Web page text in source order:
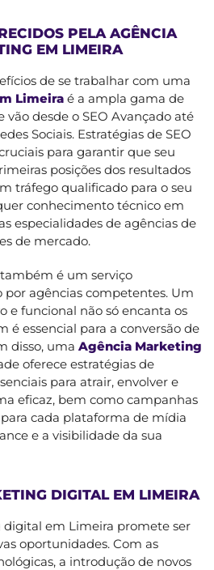
PELA AGÊNCIA
EM LIMEIRA
de se trabalhar com uma
Limeira é a ampla gama de
vão desde o SEO Avançado até
Sociais. Estratégias de SEO
para garantir que seu
posições dos resultados
tráfego qualificado para o seu
conhecimento técnico em
especialidades de agências de
de mercado.
é um serviço
agências competentes. Um
e funcional não só encanta os
é essencial para a conversão de
disso, uma Agência Marketing
oferece estratégias de
para atrair, envolver e
eficaz, bem como campanhas
cada plataforma de mídia
e a visibilidade da sua
DIGITAL EM LIMEIRA
em Limeira promete ser
oportunidades. Com as
a introdução de novos